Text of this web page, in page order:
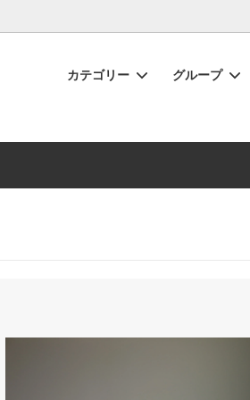
カテゴリー グループ